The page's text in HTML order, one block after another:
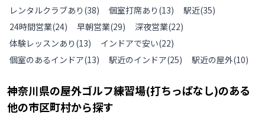
レンタルクラブあり (38) 個室打席あり (13) 駅近(35)
24時間営業(24) 早朝営業(29) 深夜営業(22)
体験レッスンあり (13) インドアで安い(22)
個室のあるインドア(13) 駅近のインドア(25) 駅近の屋外(10)
神奈川県の屋外ゴルフ練習場(打ちっぱなし)のある
他の市区町村から探す